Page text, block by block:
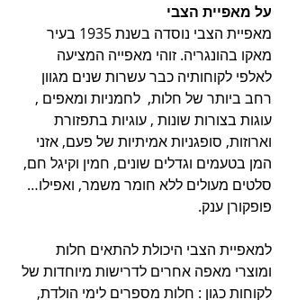
על מאפיית הצבי
מאפיית הצבי נוסדה בשנת 1935 בעיר
מאקו בהונגריה. זוהי מאפייה המציעה
לאלפי לקוחותיה כבר עשרות שנים מגוון
רחב ביותר של חלות,  לחמניות ומאפים ,
עוגות בצורות שונות , עוגיות בתפזורת
וארוזות, סופגניות אמיתיות של פעם, אזני
המן בטעמים וגדלים שונים, חמין וקיגל חם,
סלטים מעולים ללא חומר משמר, ואפילו…
פופקורן ענק.
למאפיית הצבי היכולת להתאים חלות
ומוצרי מאפה אחרים לדרישות מיוחדות של
לקוחות כגון : חלות מספרים לימי הולדת,